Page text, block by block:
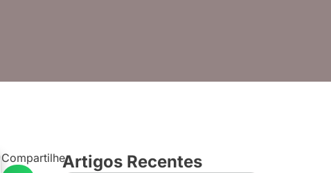
CompartilheArtigos Recentes